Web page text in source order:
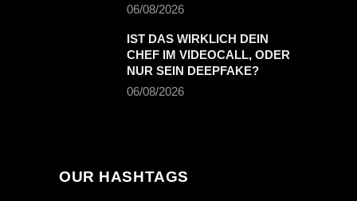
06/08/2026
IST DAS WIRKLICH DEIN
CHEF IM VIDEOCALL, ODER
NUR SEIN DEEPFAKE?
06/08/2026
OUR HASHTAGS